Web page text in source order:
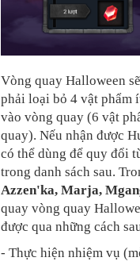
Vòng quay Halloween
phải loại bỏ 4 vật phẩm
vào vòng quay (6 vật
quay). Nếu nhận được
có thể dùng để quy đổi
trong danh sách sau.
Azzen'ka, Marja,
quay vòng quay
được qua những cách
- Thực hiện nhiệm vụ